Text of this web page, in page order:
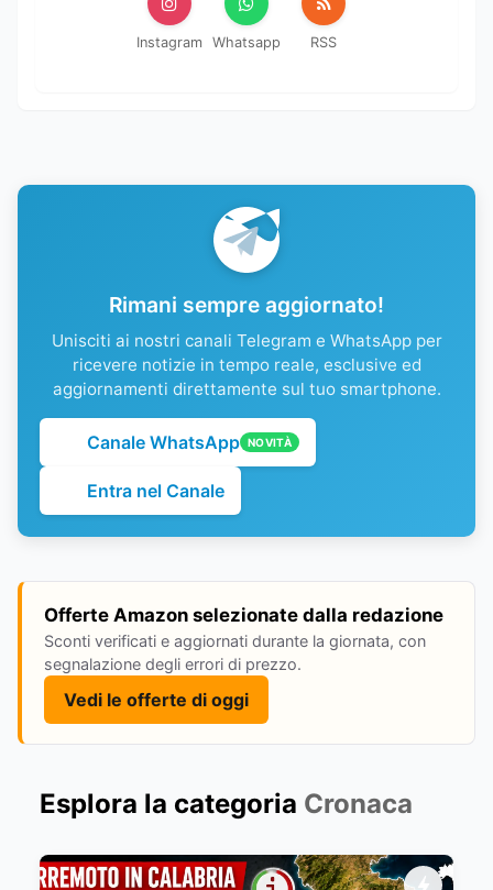
Instagram Whatsapp RSS
Rimani sempre aggiornato!
Unisciti ai nostri canali Telegram e WhatsApp per
ricevere notizie in tempo reale, esclusive ed
aggiornamenti direttamente sul tuo smartphone.
Canale WhatsApp NOVITÀ
Entra nel Canale
Offerte Amazon selezionate dalla redazione
Sconti verificati e aggiornati durante la giornata, con
segnalazione degli errori di prezzo.
Vedi le offerte di oggi
Esplora la categoria Cronaca